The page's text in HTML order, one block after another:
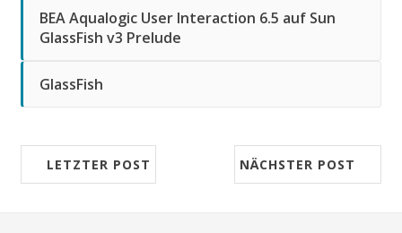
BEA Aqualogic User Interaction 6.5 auf Sun
GlassFish v3 Prelude
GlassFish
LETZTER POST NÄCHSTER POST